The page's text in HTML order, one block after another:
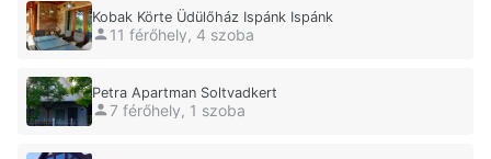
Kobak Körte Üdülőház Ispánk Ispánk
11 férőhely, 4 szoba
Petra Apartman Soltvadkert
7 férőhely, 1 szoba